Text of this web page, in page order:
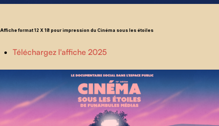
Affiche format 12 X 18 pour impression du Cinéma sous les étoiles
Téléchargez l'affiche 2025